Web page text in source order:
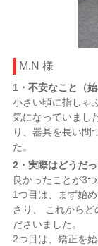
M.N 様
1・不安なこと（
小さい頃に指しゃ
気になっていまし
り、器具を長い間
た。
2・実際はどうだ
良かったことが3つ
1つ目は、まず始
さり、 これからど
ださいました。
2つ目は、矯正を